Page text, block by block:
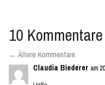
10 Kommentare
← Ältere Kommentare
Claudia Biederer am